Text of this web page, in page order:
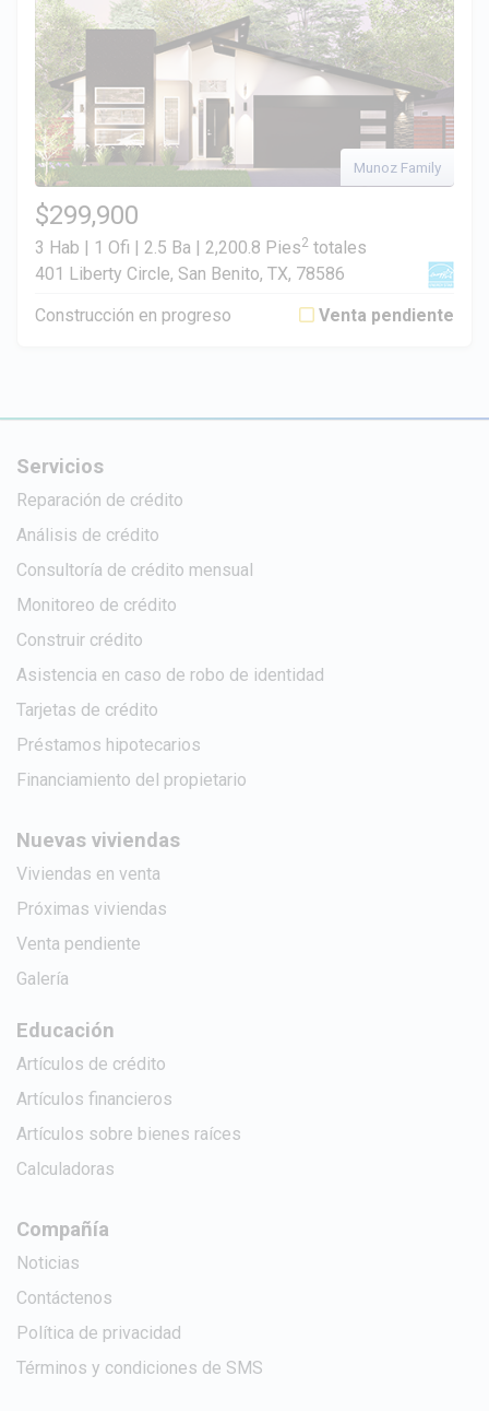
Munoz Family
$299,900
3 Hab | 1 Ofi | 2.5 Ba | 2,200.8 Pies2 totales
401 Liberty Circle, San Benito, TX, 78586
Construcción en progreso Venta pendiente
Servicios
Reparación de crédito
Análisis de crédito
Consultoría de crédito mensual
Monitoreo de crédito
Construir crédito
Asistencia en caso de robo de identidad
Tarjetas de crédito
Préstamos hipotecarios
Financiamiento del propietario
Nuevas viviendas
Viviendas en venta
Próximas viviendas
Venta pendiente
Galería
Educación
Artículos de crédito
Artículos financieros
Artículos sobre bienes raíces
Calculadoras
Compañía
Noticias
Contáctenos
Política de privacidad
Términos y condiciones de SMS